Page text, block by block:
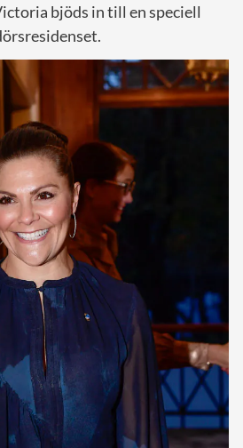
bjöds in till en speciell